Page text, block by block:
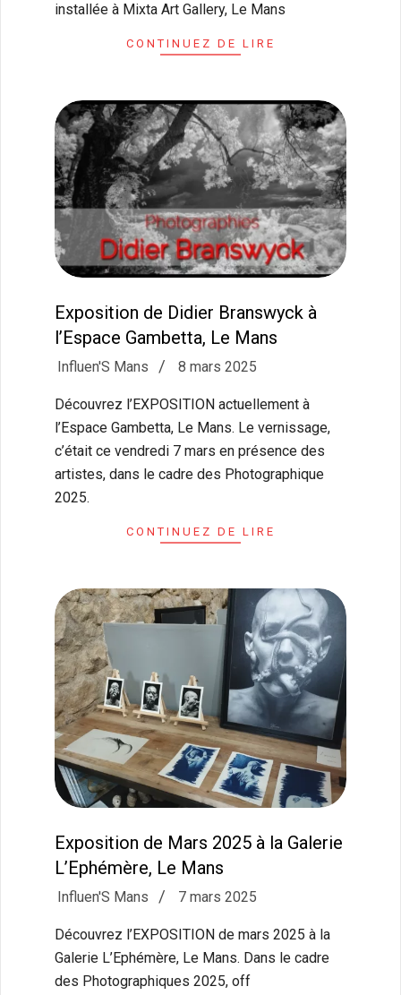
installée à Mixta Art Gallery, Le Mans
CONTINUEZ DE LIRE
Exposition de Didier Branswyck à
l’Espace Gambetta, Le Mans
2025-
08
Influen'S Mans 8 mars 2025
Découvrez l’EXPOSITION actuellement à
l’Espace Gambetta, Le Mans. Le vernissage,
c’était ce vendredi 7 mars en présence des
artistes, dans le cadre des Photographique
2025.
CONTINUEZ DE LIRE
Exposition de Mars 2025 à la Galerie
L’Ephémère, Le Mans
2025-
07
Influen'S Mans 7 mars 2025
Découvrez l’EXPOSITION de mars 2025 à la
Galerie L’Ephémère, Le Mans. Dans le cadre
des Photographiques 2025, off